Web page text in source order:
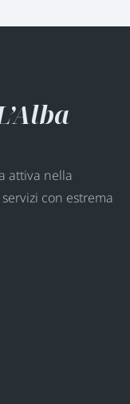
attiva nella
con estrema